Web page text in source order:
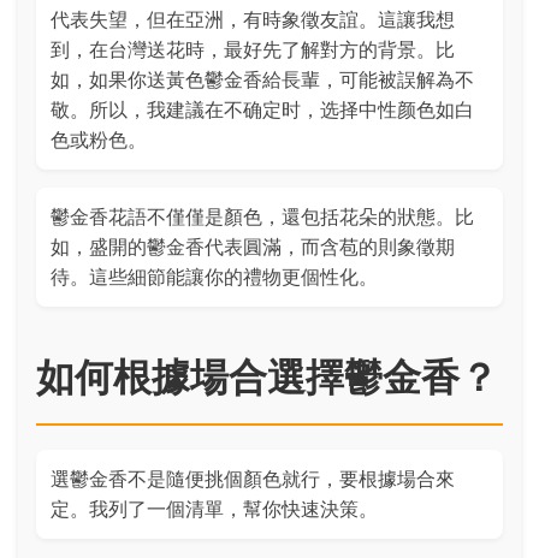
代表失望，但在亞洲，有時象徵友誼。這讓我想
到，在台灣送花時，最好先了解對方的背景。比
如，如果你送黃色鬱金香給長輩，可能被誤解為不
敬。所以，我建議在不确定时，选择中性颜色如白
色或粉色。
鬱金香花語不僅僅是顏色，還包括花朵的狀態。比
如，盛開的鬱金香代表圓滿，而含苞的則象徵期
待。這些細節能讓你的禮物更個性化。
如何根據場合選擇鬱金香？
選鬱金香不是隨便挑個顏色就行，要根據場合來
定。我列了一個清單，幫你快速決策。